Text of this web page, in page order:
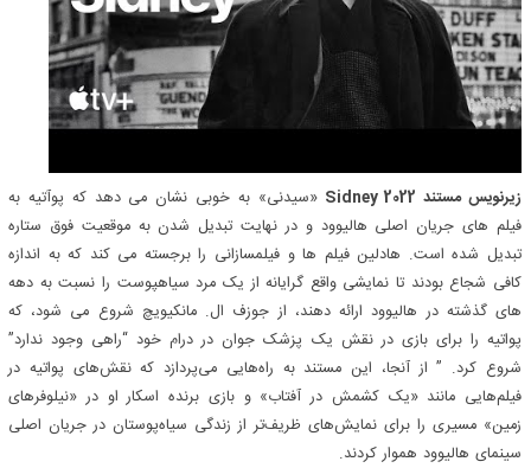
زیرنویس مستند Sidney 2022
«سیدنی» به خوبی نشان می دهد که پوآتیه به
فیلم های جریان اصلی هالیوود و در نهایت تبدیل شدن به موقعیت فوق ستاره
تبدیل شده است. هادلین فیلم ها و فیلمسازانی را برجسته می کند که به اندازه
کافی شجاع بودند تا نمایشی واقع گرایانه از یک مرد سیاهپوست را نسبت به دهه
های گذشته در هالیوود ارائه دهند، از جوزف ال. مانکیویچ شروع می شود، که
پواتیه را برای بازی در نقش یک پزشک جوان در درام خود “راهی وجود ندارد”
شروع کرد. ” از آنجا، این مستند به راه‌هایی می‌پردازد که نقش‌های پواتیه در
فیلم‌هایی مانند «یک کشمش در آفتاب» و بازی برنده اسکار او در «نیلوفرهای
زمین» مسیری را برای نمایش‌های ظریف‌تر از زندگی سیاه‌پوستان در جریان اصلی
سینمای هالیوود هموار کردند.